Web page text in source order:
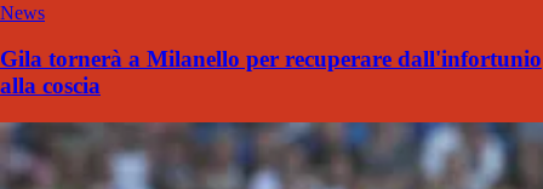
News
Gila tornerà a Milanello per recuperare dall'infortunio
alla coscia